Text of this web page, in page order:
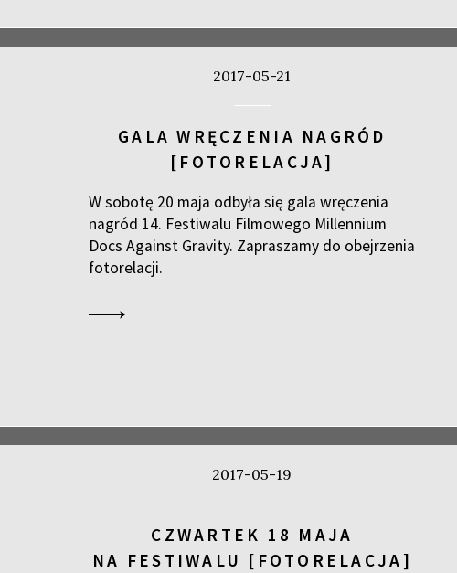
2017-05-21
GALA WRĘCZENIA NAGRÓD
[FOTORELACJA]
W sobotę 20 maja odbyła się gala wręczenia
nagród 14. Festiwalu Filmowego Millennium
Docs Against Gravity. Zapraszamy do obejrzenia
fotorelacji.
2017-05-19
CZWARTEK 18 MAJA
NA FESTIWALU [FOTORELACJA]